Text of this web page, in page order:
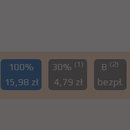
100%
15,98 zł
30% (1)
4,79 zł
B (2)
bezpł.